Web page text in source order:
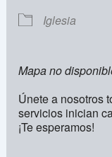
Iglesia
Mapa no
Únete a nosotros
servicios inician
¡Te esperamos!